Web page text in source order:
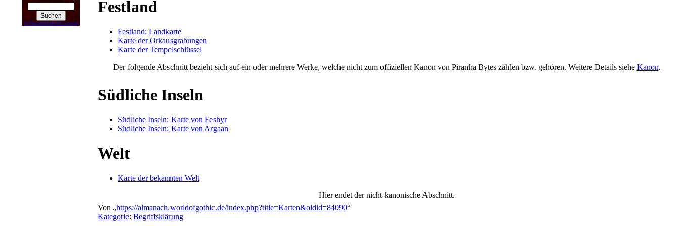
In Partnerschaft mit Google
Festland
Festland: Landkarte
Karte der Orkausgrabungen
Karte der Tempelschlüssel
Der fol­gen­de Ab­schnitt be­zieht sich auf ein oder meh­re­re Wer­ke, wel­che nicht zum of­fi­zi­el­len Ka­non von Pi­ran­ha Bytes zäh­len bzw. ge­hö­ren. Wei­te­re De­tails sie­he Ka­non.
Südliche Inseln
Südliche Inseln: Karte von Feshyr
Südliche Inseln: Karte von Argaan
Welt
Karte der bekannten Welt
Hier en­det der nicht-ka­no­ni­sche Ab­schnitt.
Von „https://almanach.worldofgothic.de/index.php?title=Karten&oldid=84090“
Kategorie: Begriffsklärung